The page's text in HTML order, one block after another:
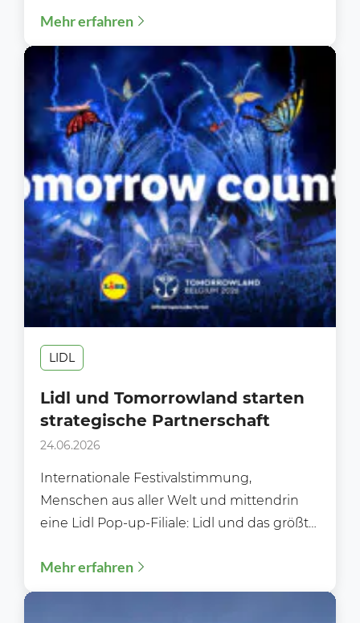
Mehr erfahren
LIDL
Lidl und Tomorrowland starten
strategische Partnerschaft
24.06.2026
Internationale Festivalstimmung,
Menschen aus aller Welt und mittendrin
eine Lidl Pop-up-Filiale: Lidl und das größte
Welt...
Mehr erfahren